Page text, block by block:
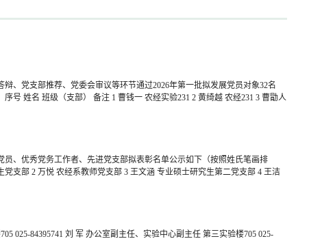
、党支部推荐、党委会审议等环节通过2026年第一批拟发展党员对象32名
号 姓名 班级（支部） 备注 1 曹钱一 农经实验231 2 黄绮越 农经231 3 曹勖人
、优秀党务工作者、先进党支部拟表彰名单公示如下（按照姓氏笔画排
支部 2 万悦 农经系教师党支部 3 王文涵 专业硕士研究生第二党支部 4 王洁
025-84395741 刘 军 办公室副主任、实验中心副主任 第三实验楼705 025-